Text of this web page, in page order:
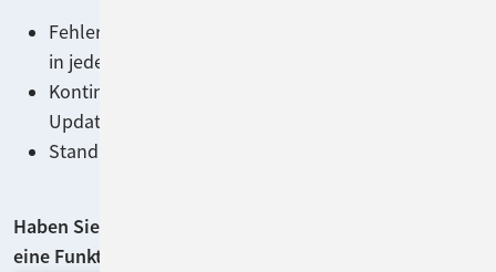
Fehlerbehebungen, Performance und Sicherheit –
in jedem Release
Kontinuierliche Weiterentwicklung – regelmäßige
Updates inklusive.
Stand: Juni 2026 · Inhalte können sich ändern
Haben Sie Fragen zu einem Feature oder fehlt Ihnen
eine Funktion?